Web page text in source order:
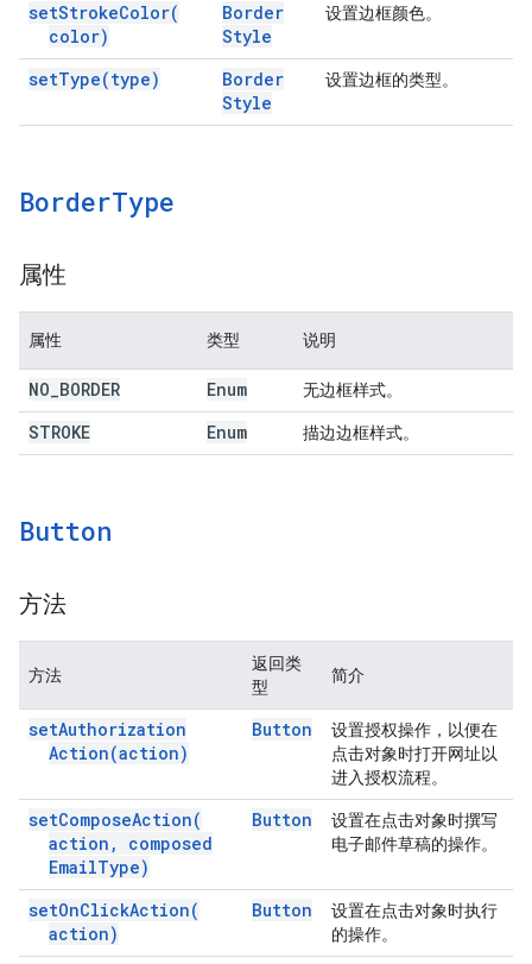
setStrokeColor(
color)
Border
Style
设置边框颜色。
setType(type)
Border
Style
设置边框的类型。
BorderType
属性
属性 类型 说明
NO BORDER Enum 无边框样式。
STROKE Enum 描边边框样式。
Button
方法
方法
返回类
型
简介
setAuthorization
Action(action)
Button
设置授权操作，以便在
点击对象时打开网址以
进入授权流程。
setComposeAction(
action ,
composed
EmailType)
Button
设置在点击对象时撰写
电子邮件草稿的操作。
setOnClickAction(
action)
Button
设置在点击对象时执行
的操作。